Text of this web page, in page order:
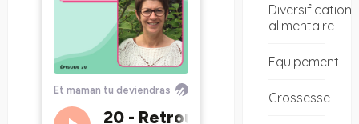
Diversification
alimentaire
Equipement
Grossesse